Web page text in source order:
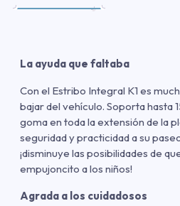
La ayuda que faltaba
Con el Estribo Integral K1 es
bajar del vehículo. Soporta hasta
goma en toda la extensión de la
seguridad y practicidad a su
¡disminuye las posibilidades de
empujoncito a los niños!
Agrada a los cuidadosos